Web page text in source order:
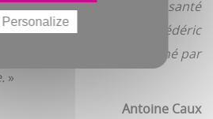
et de son conseiller santé
la certification, croit Frédéric
chef de l’État impressionné par
»
Antoine Caux
Personalize